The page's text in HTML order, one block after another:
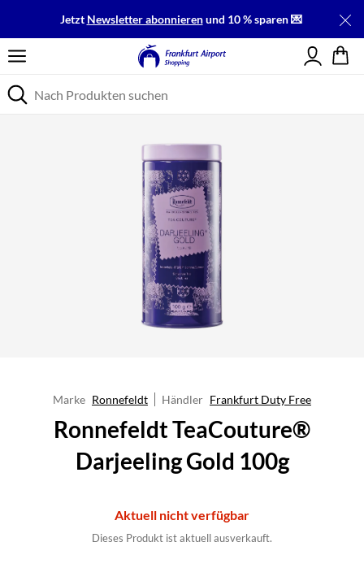
Jetzt Newsletter abonnierenund 10 % sparen 💌
Einloggen
Marke Ronnefeldt Händler Frankfurt Duty Free
Ronnefeldt TeaCouture®
Darjeeling Gold 100g
Aktuell nicht verfügbar
Dieses Produkt ist aktuell ausverkauft.